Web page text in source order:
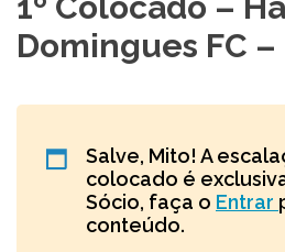
Domingues FC
Salve, Mito! A
colocado é
Sócio, faça o Entrar
conteúdo.